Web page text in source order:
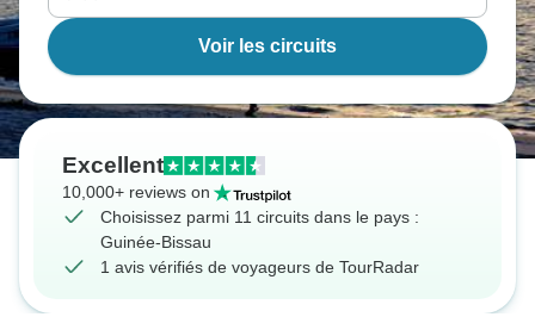
Voir les circuits
Excellent
10,000+ reviews on
Choisissez parmi 11 circuits dans le pays :
Guinée-Bissau
1 avis vérifiés de voyageurs de TourRadar